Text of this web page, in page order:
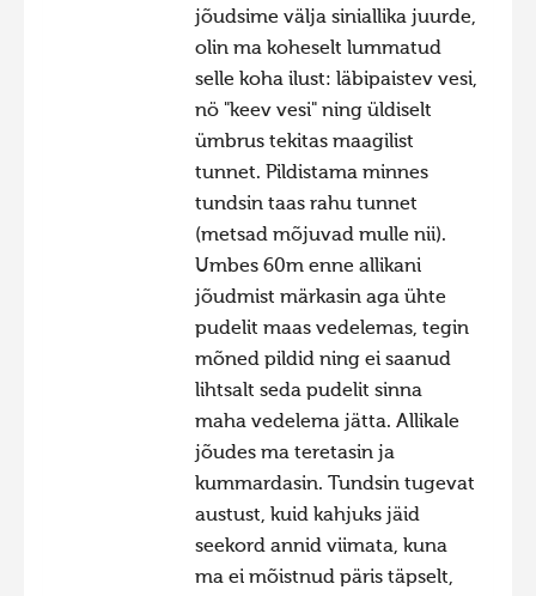
Hiite kuvavõistlus 2014
Hiite kuvavõistlus 2013
Hiite kuvavõistlus 2011
Hiite kuvavõistlus 2010
Hiite kuvavõistlus 2008
jõudsime välja siniallika juurde,
olin ma koheselt lummatud
selle koha ilust: läbipaistev vesi,
nö "keev vesi" ning üldiselt
ümbrus tekitas maagilist
tunnet. Pildistama minnes
tundsin taas rahu tunnet
(metsad mõjuvad mulle nii).
Umbes 60m enne allikani
jõudmist märkasin aga ühte
pudelit maas vedelemas, tegin
mõned pildid ning ei saanud
lihtsalt seda pudelit sinna
maha vedelema jätta. Allikale
jõudes ma teretasin ja
kummardasin. Tundsin tugevat
austust, kuid kahjuks jäid
seekord annid viimata, kuna
ma ei mõistnud päris täpselt,